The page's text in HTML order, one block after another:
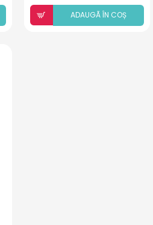
ADAUGÃ ÎN COȘ